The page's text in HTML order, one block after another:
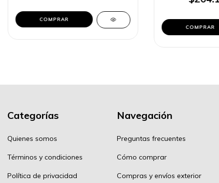
COMPRAR
COMPRAR
Categorías
Quienes somos
Términos y condiciones
Política de privacidad
Navegación
Preguntas frecuentes
Cómo comprar
Compras y envíos exterior